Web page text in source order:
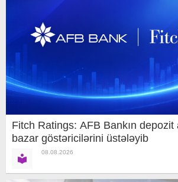
Fitch Ratings: AFB Bankın depozit
bazar göstəricilərini üstələyib
08.08.2026